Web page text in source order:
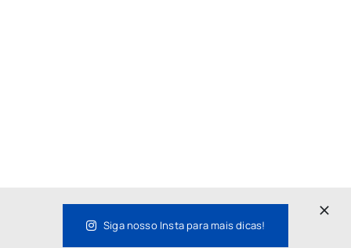
Siga nosso Insta para mais dicas!